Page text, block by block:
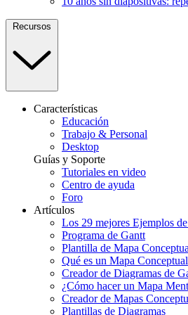
Recursos
Características
Educación
Trabajo & Personal
Desktop
Guías y Soporte
Tutoriales en video
Centro de ayuda
Foro
Artículos
Los 29 mejores Ejemplos
Programa de Gantt
Plantilla de Mapa
Qué es un Mapa Conceptual
Creador de Diagramas de
¿Cómo hacer un Mapa
Creador de Mapas
Plantillas de Diagramas